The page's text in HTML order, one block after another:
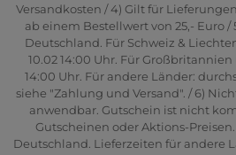
Versandkosten / 4) Gilt für
ab einem Bestellwert von 25,- Euro
Deutschland. Für Schweiz &
10.02 14:00 Uhr. Für
14:00 Uhr. Für andere Länder:
siehe "Zahlung und Versand". / 6)
anwendbar. Gutschein ist nicht
Gutscheinen oder Aktions-
Deutschland. Lieferzeiten für andere